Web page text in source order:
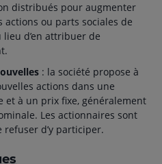
distribués pour augmenter
actions ou parts sociales de
d’en attribuer de
: la société propose à
actions dans une
et à un prix fixe, généralement
Les actionnaires sont
refuser d’y participer.